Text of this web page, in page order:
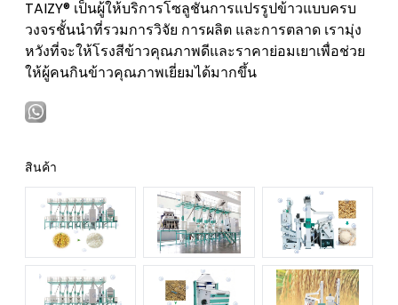
TAIZY® เป็นผู้ให้บริการโซลูชันการแปรรูปข้าวแบบครบ
วงจรชั้นนำที่รวมการวิจัย การผลิต และการตลาด เรามุ่ง
หวังที่จะให้โรงสีข้าวคุณภาพดีและราคาย่อมเยาเพื่อช่วย
ให้ผู้คนกินข้าวคุณภาพเยี่ยมได้มากขึ้น
สินค้า